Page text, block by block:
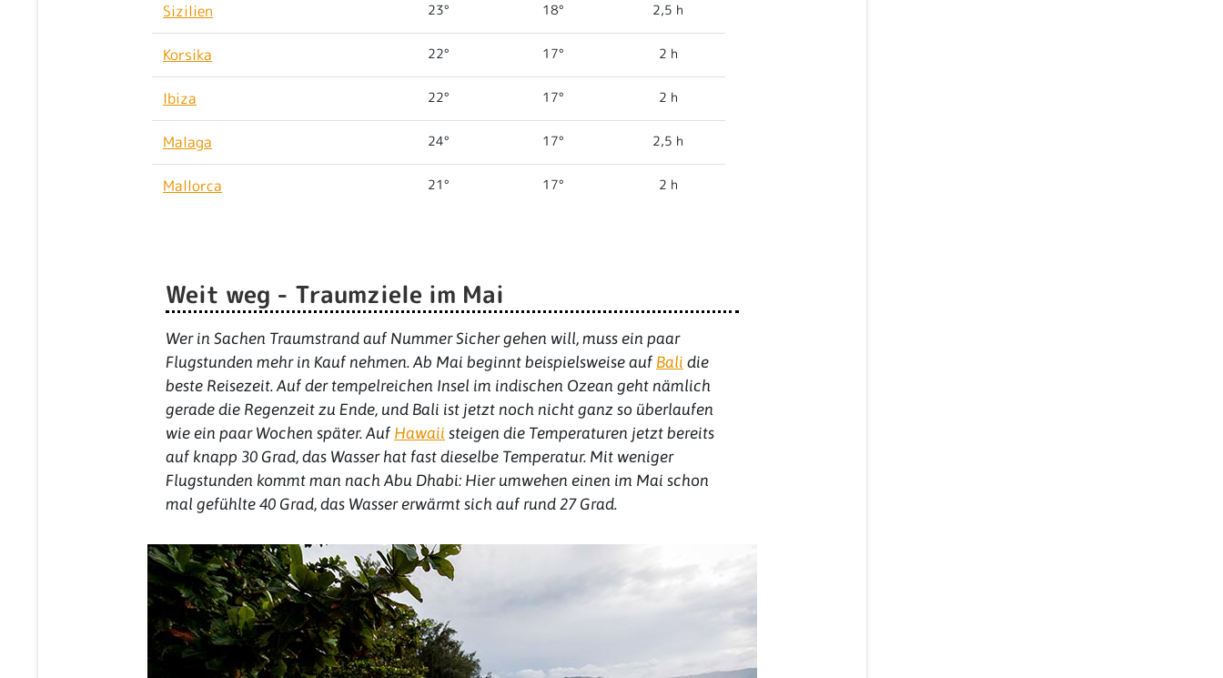
Sizilien 23° 18° 2,5 h
Korsika 22° 17° 2 h
Ibiza 22° 17° 2 h
Malaga 24° 17° 2,5 h
Mallorca 21° 17° 2 h
Weit weg - Traumziele im Mai
Wer in Sachen Traumstrand auf Nummer Sicher gehen will, muss ein paar
Flugstunden mehr in Kauf nehmen. Ab Mai beginnt beispielsweise auf Bali die
beste Reisezeit. Auf der tempelreichen Insel im indischen Ozean geht nämlich
gerade die Regenzeit zu Ende, und Bali ist jetzt noch nicht ganz so überlaufen
wie ein paar Wochen später. Auf Hawaii steigen die Temperaturen jetzt bereits
auf knapp 30 Grad, das Wasser hat fast dieselbe Temperatur. Mit weniger
Flugstunden kommt man nach Abu Dhabi: Hier umwehen einen im Mai schon
mal gefühlte 40 Grad, das Wasser erwärmt sich auf rund 27 Grad.